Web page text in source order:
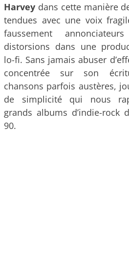
Harvey dans cette manière
tendues avec une voix
faussement
distorsions dans une
lo-fi. Sans jamais abuser
concentrée sur son
chansons parfois austères,
de simplicité qui nous
grands albums d’indie-rock
90.